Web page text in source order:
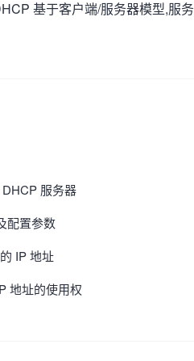
基于客户端/服务器模型,服
服务器
配置参数
IP 地址
地址的使用权